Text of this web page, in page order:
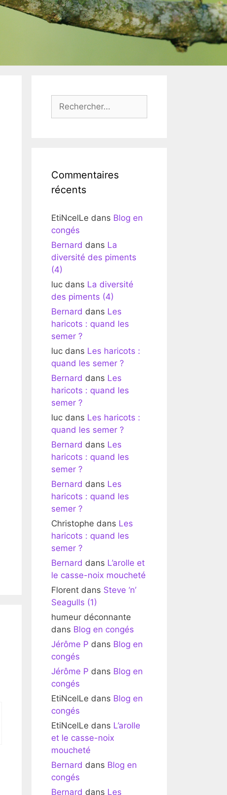
Commentaires
récents
EtiNcelLe dans Blog en
congés
Bernard dans La
diversité des piments
(4)
luc dans La diversité
des piments (4)
Bernard dans Les
haricots : quand les
semer ?
luc dans Les haricots :
quand les semer ?
Bernard dans Les
haricots : quand les
semer ?
luc dans Les haricots :
quand les semer ?
Bernard dans Les
haricots : quand les
semer ?
Bernard dans Les
haricots : quand les
semer ?
Christophe dans Les
haricots : quand les
semer ?
Bernard dans L’arolle et
le casse-noix moucheté
Florent dans Steve ‘n’
Seagulls (1)
humeur déconnante
dans Blog en congés
Jérôme P dans Blog en
congés
Jérôme P dans Blog en
congés
EtiNcelLe dans Blog en
congés
EtiNcelLe dans L’arolle
et le casse-noix
moucheté
Bernard dans Blog en
congés
Bernard dans Les